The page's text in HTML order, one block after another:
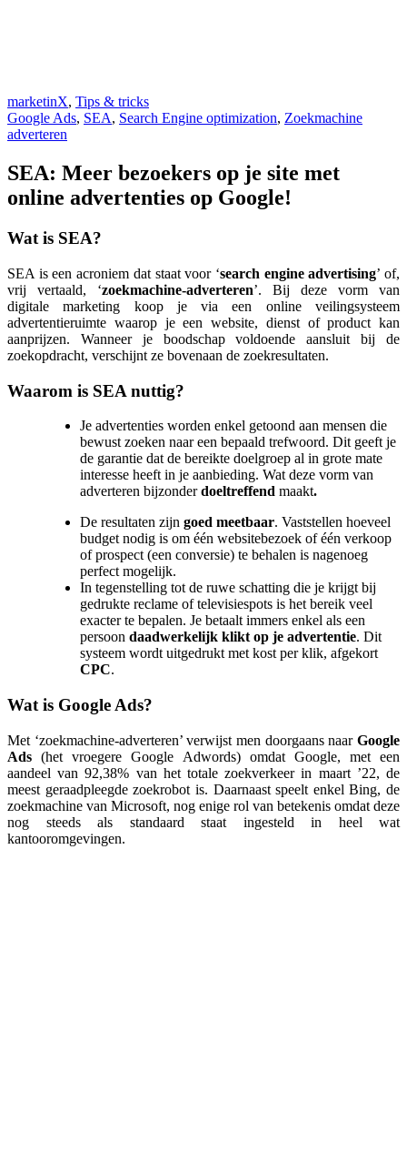
marketinX, Tips & tricks
Google Ads, SEA, Search Engine optimization, Zoekmachine
adverteren
SEA: Meer bezoekers op je site met
online advertenties op Google!
Wat is SEA?
SEA is een acroniem dat staat voor ‘search engine advertising’ of,
vrij vertaald, ‘zoekmachine-adverteren’. Bij deze vorm van
digitale marketing koop je via een online veilingsysteem
advertentieruimte waarop je een website, dienst of product kan
aanprijzen. Wanneer je boodschap voldoende aansluit bij de
zoekopdracht, verschijnt ze bovenaan de zoekresultaten.
Waarom is SEA nuttig?
Je advertenties worden enkel getoond aan mensen die
bewust zoeken naar een bepaald trefwoord. Dit geeft je
de garantie dat de bereikte doelgroep al in grote mate
interesse heeft in je aanbieding. Wat deze vorm van
adverteren bijzonderdoeltreffend maakt.
De resultaten zijn goed meetbaar. Vaststellen hoeveel
budget nodig is om één websitebezoek of één verkoop
of prospect (een conversie) te behalen is nagenoeg
perfect mogelijk.
In tegenstelling tot de ruwe schatting die je krijgt bij
gedrukte reclame of televisiespots is het bereik veel
exacter te bepalen. Je betaalt immers enkel als een
persoon daadwerkelijk klikt op je advertentie. Dit
systeem wordt uitgedrukt met kost per klik, afgekort
CPC.
Wat is Google Ads?
Met ‘zoekmachine-adverteren’ verwijst men doorgaans naar Google
Ads(het vroegere Google Adwords) omdat Google, met een
aandeel van 92,38% van het totale zoekverkeer in maart ’22, de
meest geraadpleegde zoekrobot is. Daarnaast speelt enkel Bing, de
zoekmachine van Microsoft, nog enige rol van betekenis omdat deze
nog steeds als standaard staat ingesteld in heel wat
kantooromgevingen.